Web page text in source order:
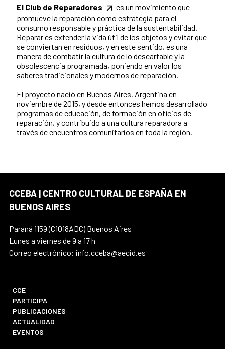
El Club de Reparadores
es un movimiento que
promueve la reparación como estrategia para el
consumo responsable y práctica de la sustentabilidad.
Reparar es extender la vida útil de los objetos y evitar que
se conviertan en residuos, y en este sentido, es una
manera de combatir la cultura de lo descartable y la
obsolescencia programada, poniendo en valor los
saberes tradicionales y modernos de reparación.
El proyecto nació en Buenos Aires, Argentina en
noviembre de 2015, y desde entonces hemos desarrollado
programas de educación, de formación en oficios de
reparación, y contribuido a una cultura reparadora a
través de encuentros comunitarios en toda la región.
CCEBA | CENTRO CULTURAL DE ESPAÑA EN
BUENOS AIRES
Paraná 1159 (C1018ADC) Buenos Aires
Lunes a viernes de 9 a 17 h
Correo electrónico: info.cceba@aecid.es
CCE
PARTICIPA
PUBLICACIONES
ACTUALIDAD
EVENTOS